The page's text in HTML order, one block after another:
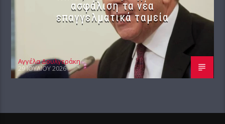
ασφάλιση τα νέα
επαγγελματικά ταμεία
Αγγέλα Δουλγεράκη
29 ΙΟΥΛΊΟΥ 2026